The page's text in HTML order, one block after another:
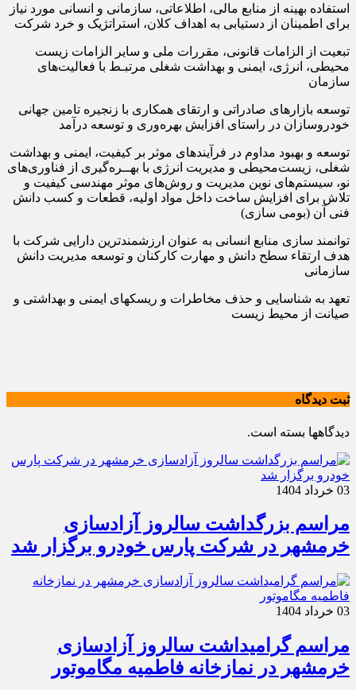
استفاده بهینه از منابع مالی، اطلاعاتی، سازمانی و انسانی مورد نیاز
برای اطمینان از دستیابی به اهداف کلان، استراتژیک و خرد شرکت
تبعیت از الزامات قانونی، مقررات ملی و سایر الزامات زیست
محیطی، انرژی، ایمنی و بهداشت شغلی مرتبـط با فعالیت‌های
سازمان
توسعه بازار‌های صادراتی و ارتقای همکاری با زنجیره تامین جهانی
خودروسازان در راستای افزایش بهره‌وری و توسعه درآمد
توسعه و بهبود مداوم در فرآیندهای موثر بر کیفیت، ایمنی و بهداشت
شغلی، زیست‌محیطی و مدیریت انرژی با بهــره‌گیری از فناوری‌های
نو، سیستم‌های نوین مدیریت و روش‌های موثر مهندسی کیفیت و
تلاش برای افزایش ساخت داخل مواد اولیه، قطعات و کسب دانش
فنی آن (بومی سازی)
توانمند سازی منابع انسانی به عنوان ارزشمندترین دارایی شرکت با
هدف ارتقاء سطح دانش و مهارت کارکنان و توسعه مدیریت دانش
سازمانی
تعهد به شناسایی و حذف مخاطرات و ریسکهای ایمنی و بهداشتی و
صیانت از محیط زیست
ثبت دیدگاه
دیدگاهها بسته است.
03 خرداد 1404
مراسم بزرگداشت سالروز آزادسازی
خرمشهر در شرکت پارس خودرو برگزار شد
03 خرداد 1404
مراسم گرامیداشت سالروز آزادسازی
خرمشهر در نمازخانه فاطمیه مگاموتور